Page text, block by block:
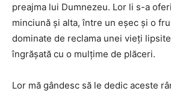
preajma lui Dumnezeu. Lor li s-a
minciună şi alta, între un eşec şi o
dominate de reclama unei vieţi
îngrăşată cu o mulţime de plăceri.
Lor mă gândesc să le dedic aceste